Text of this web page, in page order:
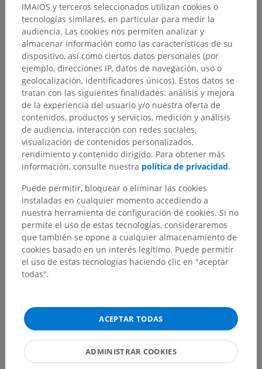
Jerarquía anatómica
Anatomía humana 2
Anatomía humana 1
Anatomía sistémica > Sistema nervioso >
Sistema nervioso central> Meninges>
Leptomeninge; Aracnoides y piamadre>
Aracnoides>
Aracnoides craneal; Aracnoides encefálica
anatómica
Neuroanatomía humana
IMAIOS y terceros seleccionados utilizan cookies o
tecnologías similares, en particular para medir la
audiencia. Las cookies nos permiten analizar y
almacenar información como las características de su
dispositivo, así como ciertos datos personales (por
ejemplo, direcciones IP, datos de navegación, uso o
geolocalización, identificadores únicos). Estos datos se
tratan con las siguientes finalidades: análisis y mejora
de la experiencia del usuario y/o nuestra oferta de
contenidos, productos y servicios, medición y análisis
de audiencia, interacción con redes sociales,
visualización de contenidos personalizados,
rendimiento y contenido dirigido. Para obtener más
información, consulte nuestra política de privacidad.
Puede permitir, bloquear o eliminar las cookies
instaladas en cualquier momento accediendo a
nuestra herramienta de configuración de cookies. Si no
permite el uso de estas tecnologías, consideraremos
que también se opone a cualquier almacenamiento de
cookies basado en un interés legítimo. Puede permitir
el uso de estas tecnologías haciendo clic en "aceptar
todas".
ACEPTAR TODAS
ADMINISTRAR COOKIES